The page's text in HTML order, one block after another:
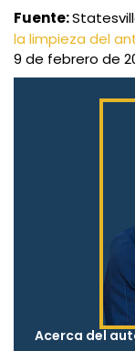
Fuente:
la limpieza del
9 de febrero de
Acerca del